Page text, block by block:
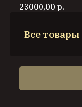
23000,00 р.
Все